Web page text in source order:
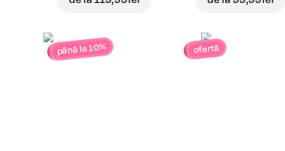
până la 10% ofertă